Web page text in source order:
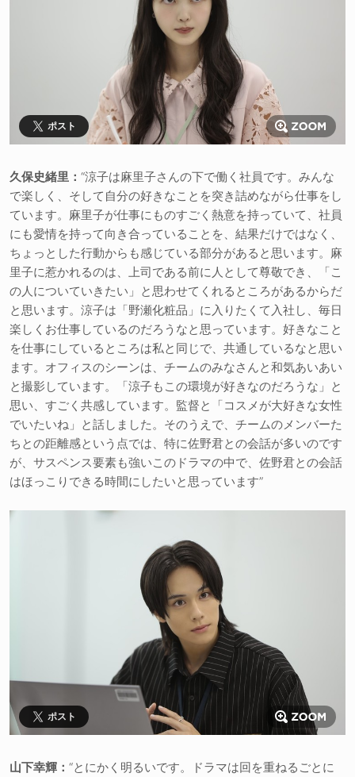
ポスト
久保史緒里： “涼子は麻里子さんの下で働く社員です。みんな
で楽しく、そして自分の好きなことを突き詰めながら仕事をし
ています。麻里子が仕事にものすごく熱意を持っていて、社員
にも愛情を持って向き合っていることを、結果だけではなく、
ちょっとした行動からも感じている部分があると思います。麻
里子に惹かれるのは、上司である前に人として尊敬でき、「こ
の人についていきたい」と思わせてくれるところがあるからだ
と思います。涼子は「野瀬化粧品」に入りたくて入社し、毎日
楽しくお仕事しているのだろうなと思っています。好きなこと
を仕事にしているところは私と同じで、共通しているなと思い
ます。オフィスのシーンは、チームのみなさんと和気あいあい
と撮影しています。「涼子もこの環境が好きなのだろうな」と
思い、すごく共感しています。監督と「コスメが大好きな女性
でいたいね」と話しました。そのうえで、チームのメンバーた
ちとの距離感という点では、特に佐野君との会話が多いのです
が、サスペンス要素も強いこのドラマの中で、佐野君との会話
はほっこりできる時間にしたいと思っています”
ポスト
山下幸輝： “とにかく明るいです。ドラマは回を重ねるごとに